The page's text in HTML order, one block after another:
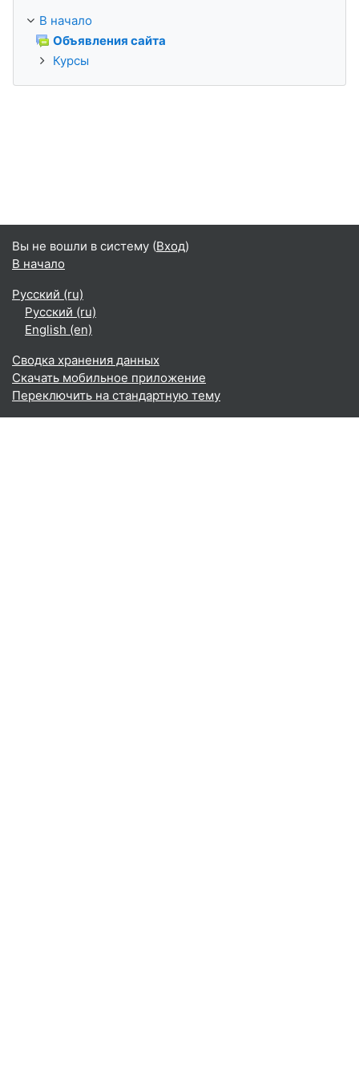
В начало
Объявления сайта
Курсы
Вы не вошли в систему (Вход)
В начало
Русский ‎(ru)‎
Русский ‎(ru)‎
English ‎(en)‎
Сводка хранения данных
Скачать мобильное приложение
Переключить на стандартную тему